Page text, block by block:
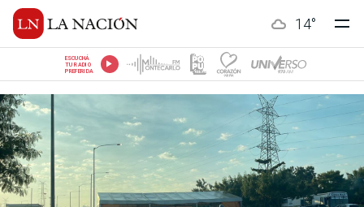
14°
ESCUCHÁ
TU RADIO
PREFERIDA